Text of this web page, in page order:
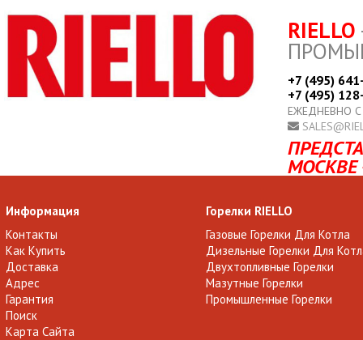
RIELLO
+7 (495)
+7 (495)
ЕЖЕДНЕВНО
МОСКВЕ
Информация
Контакты
Как Купить
Доставка
Адрес
Гарантия
Поиск
Карта Сайта
Горелки RIELLO
Газовые Горелки Для Котла
Дизельные Горелки Для
Двухтопливные Горелки
Мазутные Горелки
Промышленные Горелки